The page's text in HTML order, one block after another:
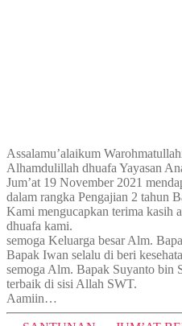
Assalamu’alaikum
Alhamdulillah dhuafa Yayasan
Jum’at 19 November 2021
dalam rangka Pengajian 2 tahun
Kami mengucapkan terima kasih
dhuafa kami.
semoga Keluarga besar Alm.
Bapak Iwan selalu di beri
semoga Alm. Bapak Suyanto bin
terbaik di sisi Allah SWT.
Aamiin…